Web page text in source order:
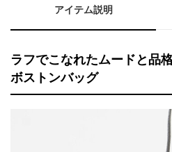
アイテム説明
ラフでこなれたムードと品
ボストンバッグ